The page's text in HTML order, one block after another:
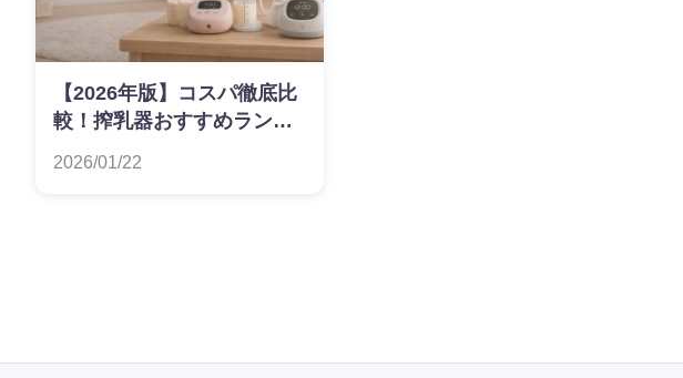
【2026年版】コスパ徹底比
較！搾乳器おすすめランキ
2026/01/22